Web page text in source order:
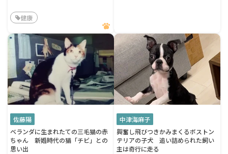
健康
佐藤陽
ベランダに生まれたての三毛猫の赤
ちゃん 新婚時代の猫「チビ」との
思い出
中津海麻子
興奮し飛びつきかみまくるボストン
テリアの子犬 追い詰められた飼い
主は奇行に走る